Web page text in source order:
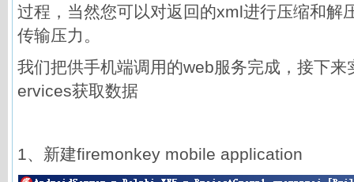
过程，当然您可以对返回的xml进行压缩和解
传输压力。
我们把供手机端调用的web服务完成，接下
ervices获取数据
1、新建firemonkey mobile application